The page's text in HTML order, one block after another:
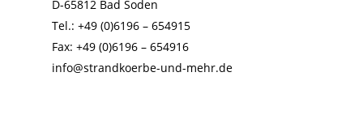
D-65812 Bad Soden
Tel.: +49 (0)6196 – 654915
Fax: +49 (0)6196 – 654916
info@strandkoerbe-und-mehr.de